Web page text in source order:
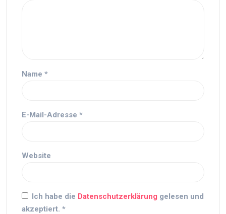
Name *
E-Mail-Adresse *
Website
Ich habe die Datenschutzerklärung gelesen und
akzeptiert. *